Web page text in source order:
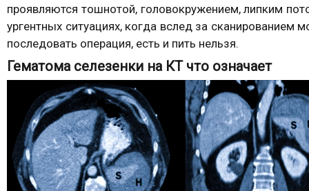
проявляются тошнотой, головокружением, липким
ургентных ситуациях, когда вслед за сканированием
последовать операция, есть и пить нельзя.
Гематома селезенки на КТ что означает